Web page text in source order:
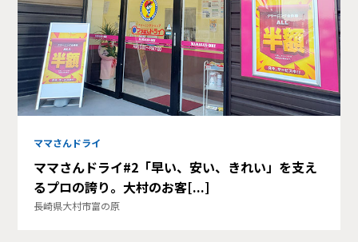
ママさんドライ
ママさんドライ#2「早い、安い、きれい」を支え
るプロの誇り。大村のお客[...]
長崎県大村市富の原